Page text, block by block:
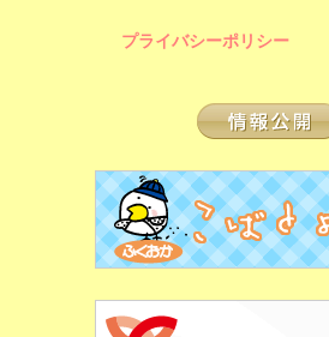
プライバシーポリシー